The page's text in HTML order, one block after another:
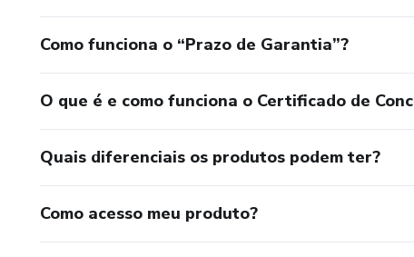
Como funciona o “Prazo de Garantia”?
O que é e como funciona o Certificado de
Quais diferenciais os produtos podem ter?
Como acesso meu produto?